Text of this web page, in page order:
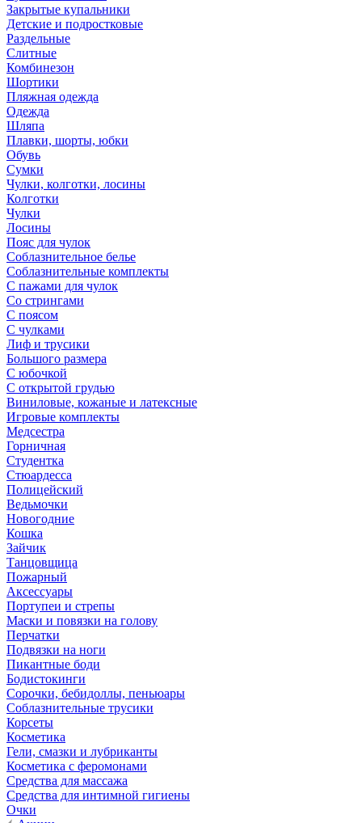
Закрытые купальники
Детские и подростковые
Раздельные
Слитные
Комбинезон
Шортики
Пляжная одежда
Одежда
Шляпа
Плавки, шорты, юбки
Обувь
Сумки
Чулки, колготки, лосины
Колготки
Чулки
Лосины
Пояс для чулок
Соблазнительное белье
Соблазнительные комплекты
С пажами для чулок
Со стрингами
С поясом
С чулками
Лиф и трусики
Большого размера
С юбочкой
С открытой грудью
Виниловые, кожаные и латексные
Игровые комплекты
Медсестра
Горничная
Студентка
Стюардесса
Полицейский
Ведьмочки
Новогодние
Кошка
Зайчик
Танцовщица
Пожарный
Аксессуары
Портупеи и стрепы
Маски и повязки на голову
Перчатки
Подвязки на ноги
Пикантные боди
Бодистокинги
Сорочки, бебидоллы, пеньюары
Соблазнительные трусики
Корсеты
Косметика
Гели, смазки и лубриканты
Косметика с феромонами
Средства для массажа
Средства для интимной гигиены
Очки